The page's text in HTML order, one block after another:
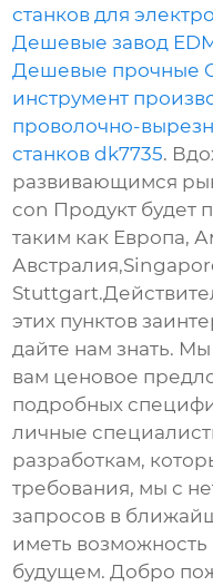
станков для
Дешевые завод
Дешевые прочные
инструмент
проволочно-
станков dk7735.
развивающимся
con Продукт будет
таким как Европа,
этих пунктов
дайте нам знать.
вам ценовое
подробных
личные
разработкам,
требования, мы с
запросов в
иметь возможность
будущем. Добро